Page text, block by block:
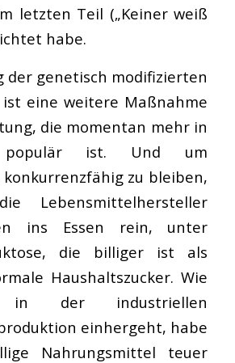
letzten Teil („Keiner weiß
habe.
der genetisch modifizierten
eine weitere Maßnahme
die momentan mehr in
ist. Und um
zu bleiben,
Lebensmittelhersteller
ins Essen rein, unter
die billiger ist als
Haushaltszucker. Wie
der industriellen
einhergeht, habe
Nahrungsmittel teuer